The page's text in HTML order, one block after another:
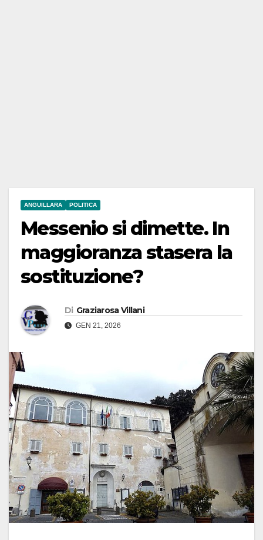
ANGUILLARA POLITICA
Messenio si dimette. In
maggioranza stasera la
sostituzione?
Di Graziarosa Villani
GEN 21, 2026